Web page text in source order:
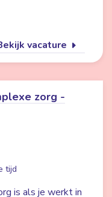
vacature
zorg -
tijd
is als je werkt in